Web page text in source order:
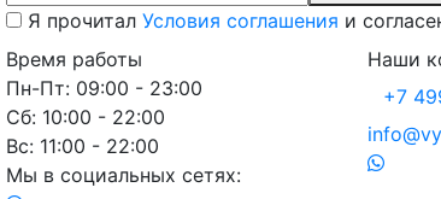
Я прочитал Условия соглашения и
Время работы
Пн-Пт: 09:00 - 23:00
Сб: 10:00 - 22:00
Вс: 11:00 - 22:00
Мы в социальных сетях:
Наши
+7